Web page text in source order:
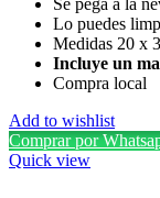
Se pega a la
Lo puedes
Medidas 20 x
Incluye un
Compra local
Add to wishlist
Comprar por
Quick view